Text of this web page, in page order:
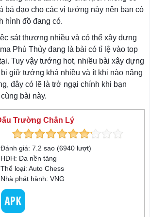
bá đạo cho các vị tướng này nên bạn có
hình đồ đang có.
sát thương nhiều và có thể xây dựng
Phù Thủy đang là bài có tỉ lệ vào top
Tuy vậy tướng hot, nhiều bài xây dựng
giữ tướng khá nhiều và ít khi nào nâng
đây có lẽ là trở ngại chính khi bạn
bài này.
Trường Chân Lý
Đánh giá: 7.2 sao (6940 lượt)
HĐH: Đa nền tảng
Thể loại: Auto Chess
Nhà phát hành: VNG